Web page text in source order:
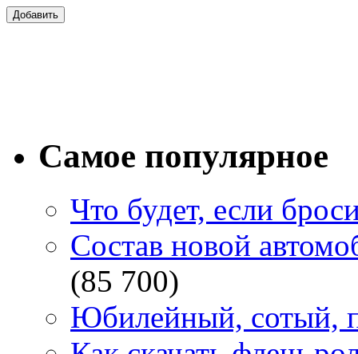
Самое популярное
Что будет, если
Состав новой
(85 700)
Юбилейный, сотый,